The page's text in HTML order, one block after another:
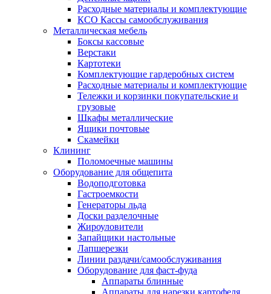
Расходные материалы и комплектующие
КСО Кассы самообслуживания
Металлическая мебель
Боксы кассовые
Верстаки
Картотеки
Комплектующие гардеробных систем
Расходные материалы и комплектующие
Тележки и корзинки покупательские и
грузовые
Шкафы металлические
Ящики почтовые
Скамейки
Клининг
Поломоечные машины
Оборудование для общепита
Водоподготовка
Гастроемкости
Генераторы льда
Доски разделочные
Жироуловители
Запайщики настольные
Лапшерезки
Линии раздачи/самообслуживания
Оборудование для фаст-фуда
Аппараты блинные
Аппараты для нарезки картофеля